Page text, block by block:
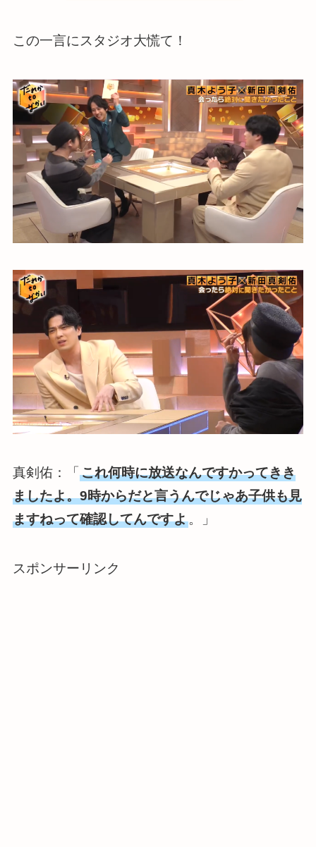
この一言にスタジオ大慌て！
真剣佑：「これ何時に放送なんですかってきき
ましたよ。9時からだと言うんでじゃあ子供も見
ますねって確認してんですよ。」
スポンサーリンク